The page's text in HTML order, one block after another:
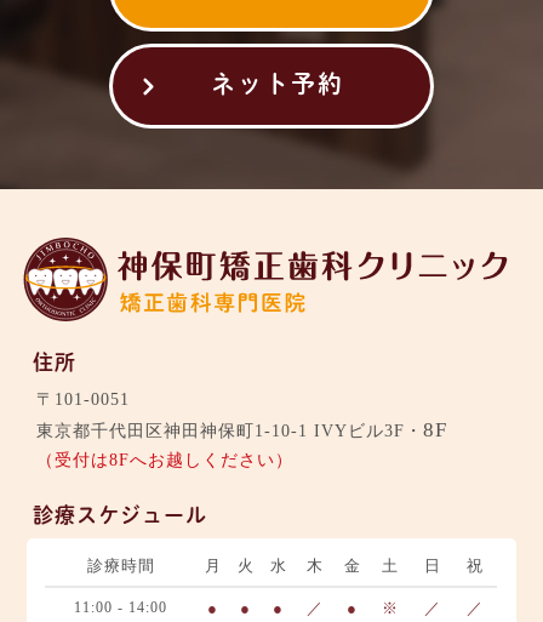
ネット予約
住所
〒101-0051
東京都千代田区神田神保町1-10-1 IVYビル3F・8F
（受付は8Fへお越しください）
診療スケジュール
診療時間 月 火 水 木 金 土 日 祝
11:00 - 14:00 ● ● ● ／ ● ※ ／ ／